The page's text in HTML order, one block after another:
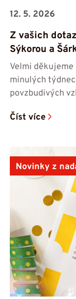
12. 5. 2026
Z vašich
Sýkorou a
Velmi
minulých
povzbudivých
Číst více
Novinky z